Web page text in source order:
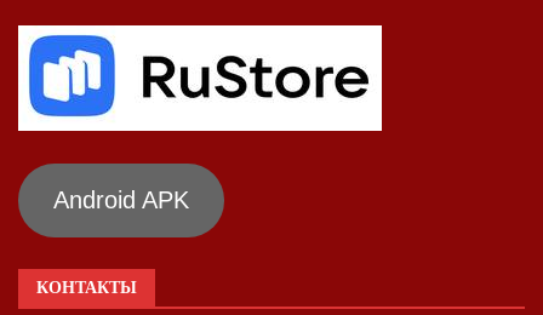
Android APK
КОНТАКТЫ